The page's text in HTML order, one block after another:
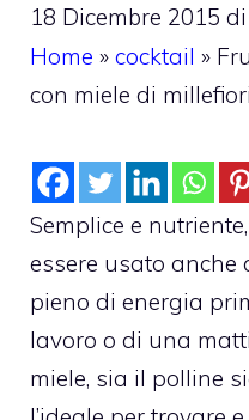
18 Dicembre 2015 di
Home » cocktail »
con miele di
Semplice e
essere usato anche
pieno di energia
lavoro o di una
miele, sia il polline